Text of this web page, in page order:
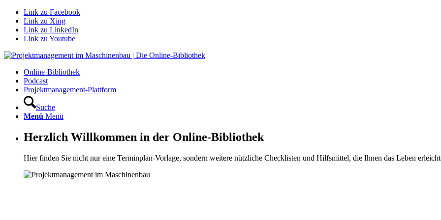
Link zu Facebook
Link zu Xing
Link zu LinkedIn
Link zu Youtube
Online-Bibliothek
Podcast
Projektmanagement-Plattform
Suche
Menü Menü
Herzlich Willkommen in der Online-Bibliothek
Hier finden Sie nicht nur eine Terminplan-Vorlage, sondern weitere nützliche Checklisten und Hilfsmittel, die Ihnen das Leben